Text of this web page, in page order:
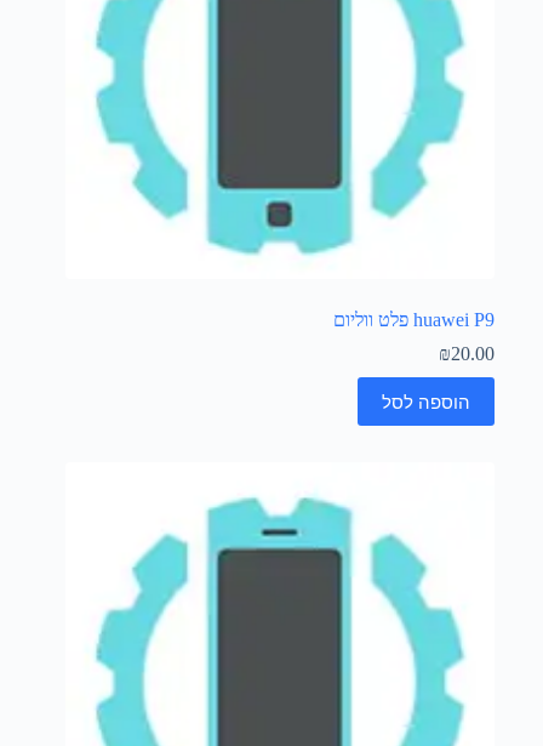
huawei P9 פלט ווליום
₪20.00
הוספה לסל